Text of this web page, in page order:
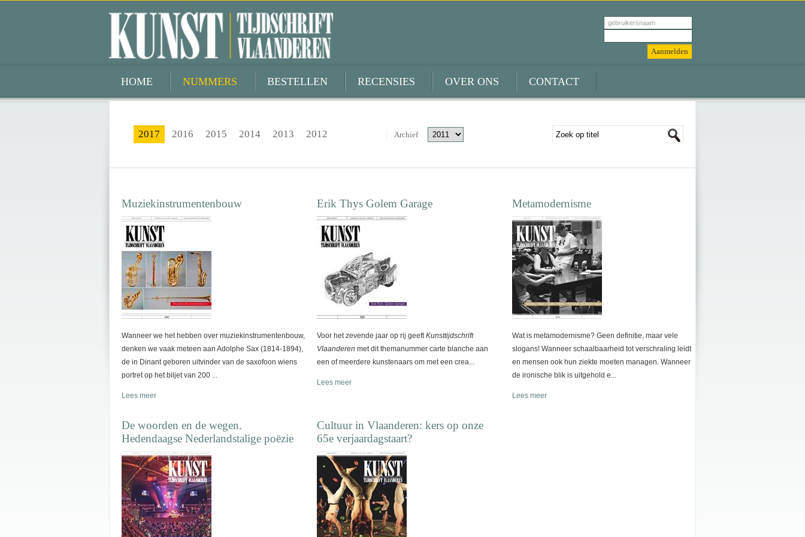
HOME NUMMERS BESTELLEN RECENSIES OVER ONS CONTACT
2017 2016 2015 2014 2013 2012 Archief
Muziekinstrumentenbouw
Wanneer we het hebben over muziekinstrumentenbouw,
denken we vaak meteen aan Adolphe Sax (1814-1894),
de in Dinant geboren uitvinder van de saxofoon wiens
portret op het biljet van 200 ...
Lees meer
Erik Thys Golem Garage
Voor het zevende jaar op rij geeftKunsttijdschrift
Vlaanderen met dit themanummer carte blanche aan
een of meerdere kunstenaars om met een crea...
Lees meer
Metamodernisme
Wat is metamodernisme? Geen definitie, maar vele
slogans! Wanneer schaalbaarheid tot verschraling leidt
en mensen ook hun ziekte moeten managen. Wanneer
de ironische blik is uitgehold e...
Lees meer
De woorden en de wegen.
Hedendaagse Nederlandstalige poëzie
Cultuur in Vlaanderen: kers op onze
65e verjaardagstaart?